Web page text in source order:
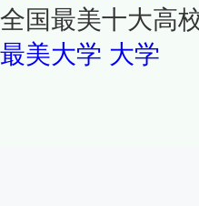
全国最美十大高
最美大学 大学